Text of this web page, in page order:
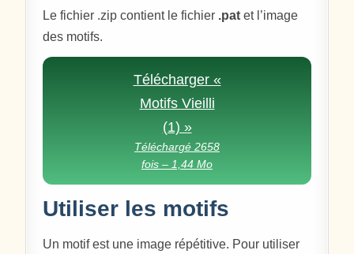
Le fichier .zip contient le fichier .pat et l’image
des motifs.
Télécharger «
Motifs Vieilli
(1) »
Téléchargé 2658
fois – 1,44 Mo
Utiliser les motifs
Un motif est une image répétitive. Pour utiliser